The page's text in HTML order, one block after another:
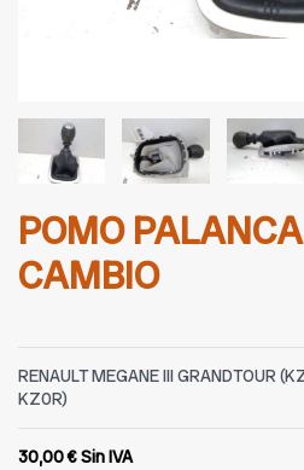
POMO PALANCA
CAMBIO
RENAULT MEGANE III GRANDTOUR
KZ0R)
30,00 €Sin IVA